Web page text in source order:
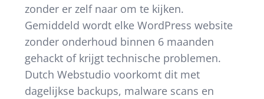
zonder er zelf naar om te kijken.
Gemiddeld wordt elke WordPress website
zonder onderhoud binnen 6 maanden
gehackt of krijgt technische problemen.
Dutch Webstudio voorkomt dit met
dagelijkse backups, malware scans en